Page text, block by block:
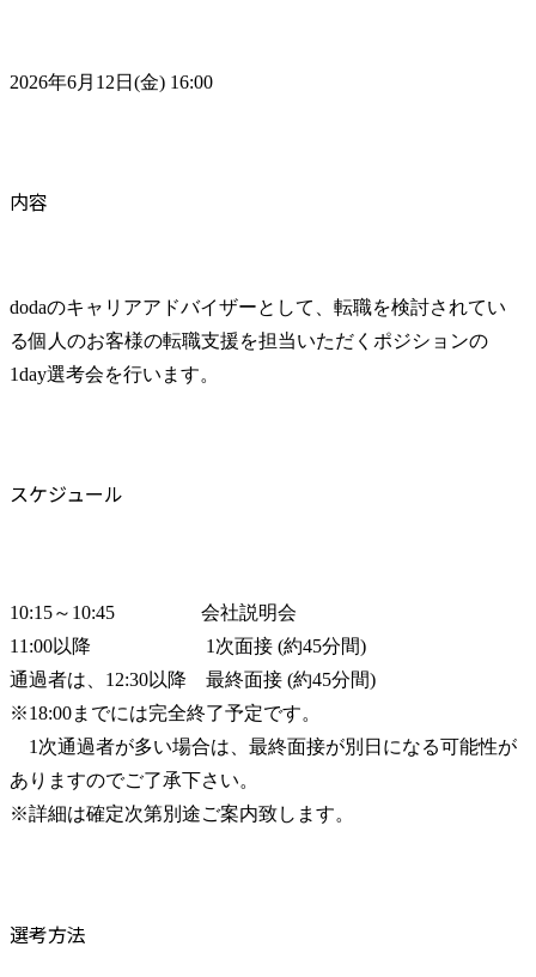
2026年6月12日(金) 16:00
内容
dodaのキャリアアドバイザーとして、転職を検討されてい
る個人のお客様の転職支援を担当いただくポジションの
1day選考会を行います。
スケジュール
10:15～10:45  　　　　会社説明会
11:00以降　 　　　　   1次面接 (約45分間)
通過者は、12:30以降    最終面接 (約45分間)
※18:00までには完全終了予定です。
1次通過者が多い場合は、最終面接が別日になる可能性が
ありますのでご了承下さい。
※詳細は確定次第別途ご案内致します。
選考方法